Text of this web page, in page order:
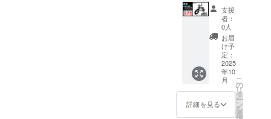
お問合
せくだ
さい。
車販売
証明書
を含む
●適格請
求書発
行事業
者登録
番号：
あり ※
適格請
求書発
行事業
す。
ご了承
くださ
い。 ※
ご注文
状況、
使用部
材の供
給状
況、製
造工程
上の都
い。 ※
組立完
成車の
お届け
はオー
プショ
ンで別
に購入
する必
要があ
りま
す。 ※
送する
一週間
前に弊
社の
ホーム
ページ
にて追
加の離
島送料
11,000
円(税込
み)をお
料
18,800
円を含
んだ金
額で
す。 ※
離島
（北海
道、沖
縄、離
島在住
の方向
ラー：
アバン
ブラッ
ク
or サ
ンド
ベー
ジュ
(RHINO
Aのサ
ドル色
はブ
イープ
ラスミ
ライ
RHINO
バイク
原付二
1000W
モデル
×1台 ●
カ
支援
者：
0人
お届
け予
定：
2025
年10
月
詳細を見る
こ
の
リ
タ
ー
ン
を
選